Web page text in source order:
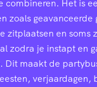
combineren. Het is
zoals
zitplaatsen en soms
zodra je instapt en
Dit maakt de
verjaardagen,